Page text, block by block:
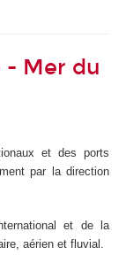
- Mer du
et des ports
par la direction
et de la
aérien et fluvial.